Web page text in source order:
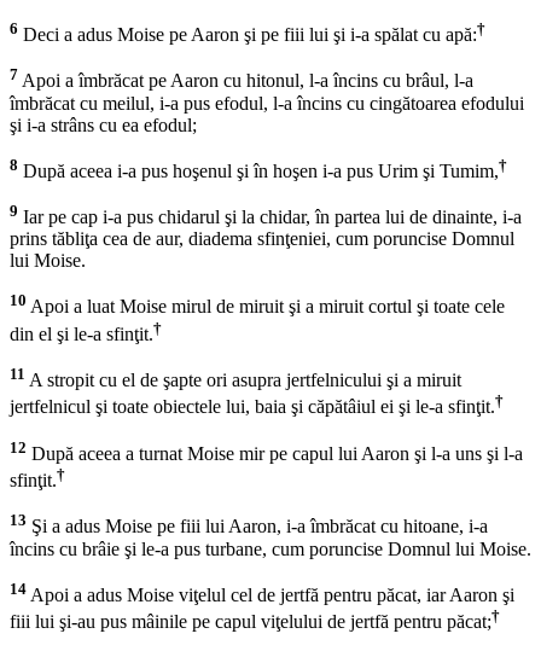
6 Deci a adus Moise pe Aaron şi pe fiii lui şi i-a spălat cu apă:†
7 Apoi a îmbrăcat pe Aaron cu hitonul, l-a încins cu brâul, l-a
îmbrăcat cu meilul, i-a pus efodul, l-a încins cu cingătoarea efodului
şi i-a strâns cu ea efodul;
8 După aceea i-a pus hoşenul şi în hoşen i-a pus Urim şi Tumim,†
9 Iar pe cap i-a pus chidarul şi la chidar, în partea lui de dinainte, i-a
prins tăbliţa cea de aur, diadema sfinţeniei, cum poruncise Domnul
lui Moise.
10 Apoi a luat Moise mirul de miruit şi a miruit cortul şi toate cele
din el şi le-a sfinţit.†
11 A stropit cu el de şapte ori asupra jertfelnicului şi a miruit
jertfelnicul şi toate obiectele lui, baia şi căpătâiul ei şi le-a sfinţit.†
12 După aceea a turnat Moise mir pe capul lui Aaron şi l-a uns şi l-a
sfinţit.†
13 Şi a adus Moise pe fiii lui Aaron, i-a îmbrăcat cu hitoane, i-a
încins cu brâie şi le-a pus turbane, cum poruncise Domnul lui Moise.
14 Apoi a adus Moise viţelul cel de jertfă pentru păcat, iar Aaron şi
fiii lui şi-au pus mâinile pe capul viţelului de jertfă pentru păcat;†